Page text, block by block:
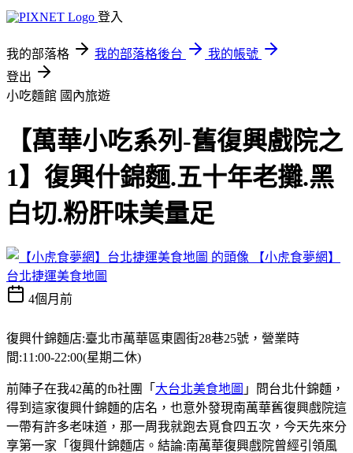
登入
我的部落格 我的部落格後台
我的帳號
登出
小吃麵館 國內旅遊
【萬華小吃系列-舊復興戲院之
1】復興什錦麵.五十年老攤.黑
白切.粉肝味美量足
【小虎食夢網】
台北捷運美食地圖
4個月前
復興什錦麵店:臺北市萬華區東園街28巷25號，營業時
間:11:00-22:00(星期二休)
前陣子在我42萬的fb社團「 大台北美食地圖 」問台北什錦麵，
得到這家復興什錦麵的店名，也意外發現南萬華舊復興戲院這
一帶有許多老味道，那一周我就跑去覓食四五次，今天先來分
享第一家「復興什錦麵店。結論:南萬華復興戲院曾經引領風